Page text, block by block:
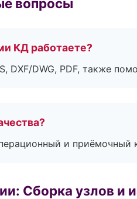
вопросы
КД работаете?
DXF/DWG, PDF, также
и приёмочный
Сборка узлов и